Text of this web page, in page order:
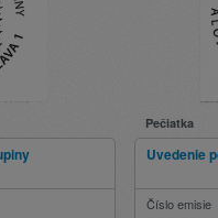
Pečiatka
Uvedenie
Číslo emisie